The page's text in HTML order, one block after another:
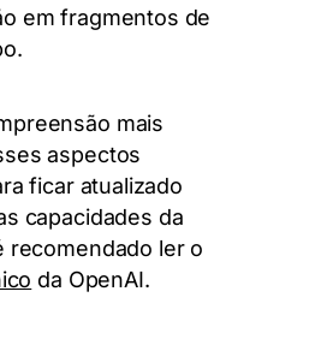
em fragmentos de
mais
aspectos
ficar atualizado
capacidades da
recomendado ler o
da OpenAI.